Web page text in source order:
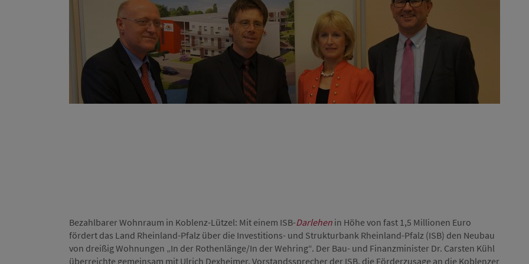
Bezahlbarer Wohnraum in Koblenz-Lützel: Mit einem ISB-Darlehen in Höhe von fast 1,5 Millionen Euro
fördert das Land Rheinland-Pfalz über die Investitions- und Strukturbank Rheinland-Pfalz (ISB) den Neubau
von dreißig Wohnungen „In der Rothenlänge/In der Wehring“. Der Bau- und Finanzminister Dr. Carsten Kühl
überreichte gemeinsam mit Ulrich Dexheimer, Vorstandssprecher der ISB, die Förderzusage an die Koblenzer